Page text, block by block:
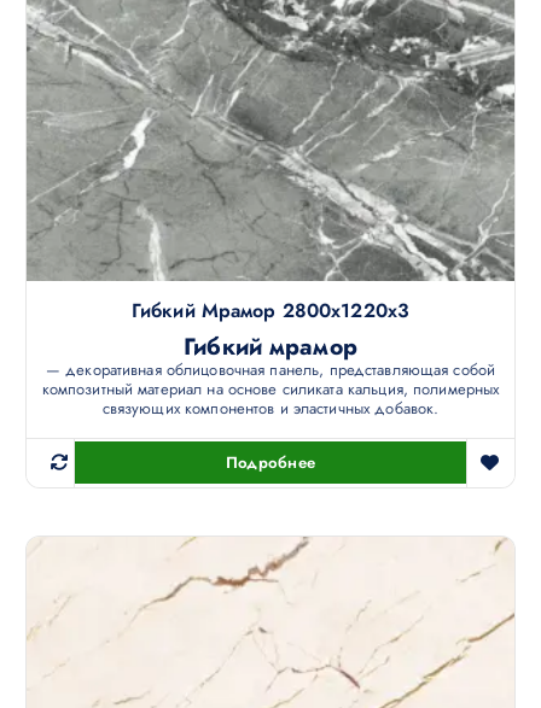
Гибкий Мрамор 2800х1220х3
Гибкий мрамор
— декоративная облицовочная панель, представляющая собой
композитный материал на основе силиката кальция, полимерных
связующих компонентов и эластичных добавок.
Подробнее